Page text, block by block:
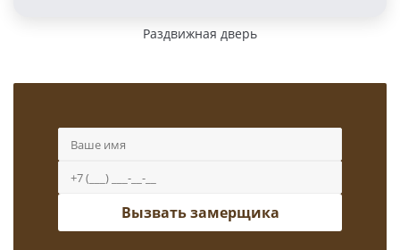
Раздвижная дверь
Вызвать замерщика